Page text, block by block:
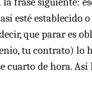
esté establecido
que parar es
tu contrato) lo
cuarto de hora. Así